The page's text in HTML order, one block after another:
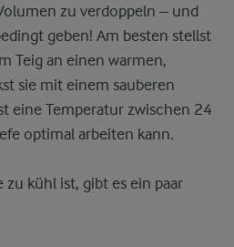
zu verdoppeln – und
geben! Am besten stellst
Teig an einen warmen,
sie mit einem sauberen
eine Temperatur zwischen 24
optimal arbeiten kann.
zu kühl ist, gibt es ein paar